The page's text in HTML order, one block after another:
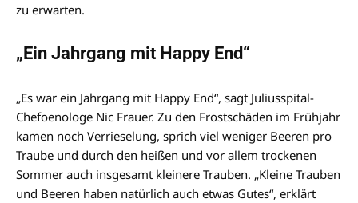
zu erwarten.
„Ein Jahrgang mit Happy End“
„Es war ein Jahrgang mit Happy End“, sagt Juliusspital-
Chefoenologe Nic Frauer. Zu den Frostschäden im Frühjahr
kamen noch Verrieselung, sprich viel weniger Beeren pro
Traube und durch den heißen und vor allem trockenen
Sommer auch insgesamt kleinere Trauben. „Kleine Trauben
und Beeren haben natürlich auch etwas Gutes“, erklärt